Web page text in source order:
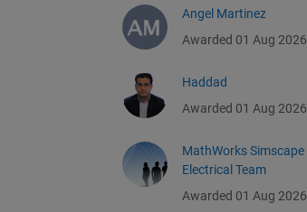
Angel Martinez
Awarded 01 Aug 2026
Haddad
Awarded 01 Aug 2026
MathWorks Simscape
Electrical Team
Awarded 01 Aug 2026